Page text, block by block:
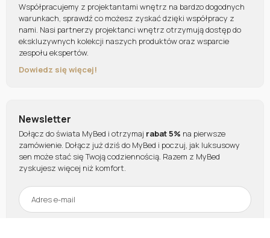
Współpracujemy z projektantami wnętrz na bardzo dogodnych
warunkach, sprawdź co możesz zyskać dzięki współpracy z
nami. Nasi partnerzy projektanci wnętrz otrzymują dostęp do
ekskluzywnych kolekcji naszych produktów oraz wsparcie
zespołu ekspertów.
Dowiedz się więcej!
Newsletter
Dołącz do świata MyBed i otrzymaj rabat 5% na pierwsze
zamówienie. Dołącz już dziś do MyBed i poczuj, jak luksusowy
sen może stać się Twoją codziennością. Razem z MyBed
zyskujesz więcej niż komfort.